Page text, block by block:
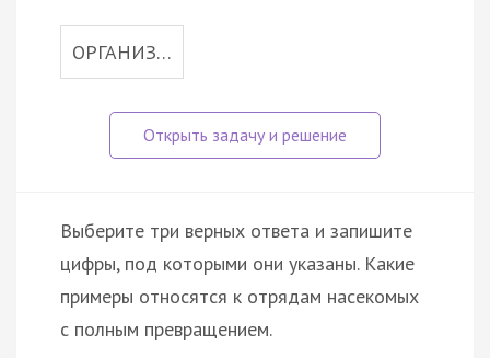
ОРГАНИЗ…
Выберите три верных ответа и запишите
цифры, под которыми они указаны. Какие
примеры относятся к отрядам насекомых
с полным превращением.